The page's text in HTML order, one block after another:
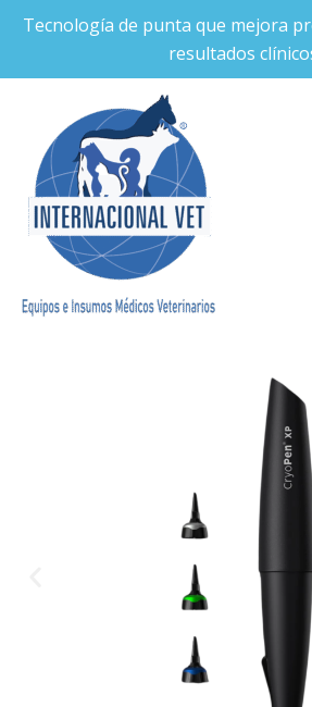
Tecnología de punta que mejora
resultados